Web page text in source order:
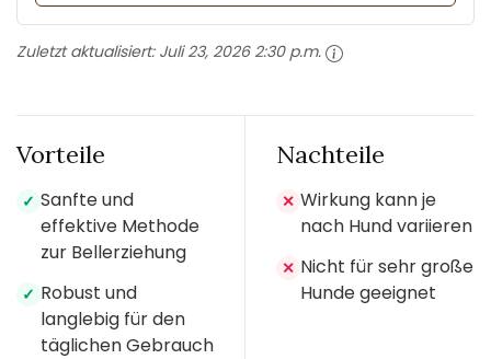
Zuletzt aktualisiert: Juli 23, 2026 2:30 p.m.
Vorteile
✓ Sanfte und
effektive Methode
zur Bellerziehung
✓ Robust und
langlebig für den
täglichen Gebrauch
Nachteile
✕ Wirkung kann je
nach Hund variieren
✕ Nicht für sehr große
Hunde geeignet